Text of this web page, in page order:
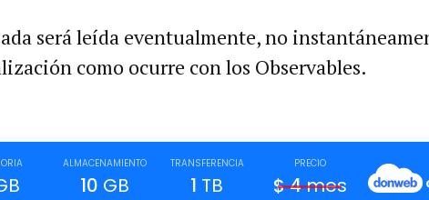
será leída eventualmente, no
como ocurre con los Observables.
ALMACENAMIENTO
10 GB
TRANSFERENCIA
1 TB
PRECIO
$4mes